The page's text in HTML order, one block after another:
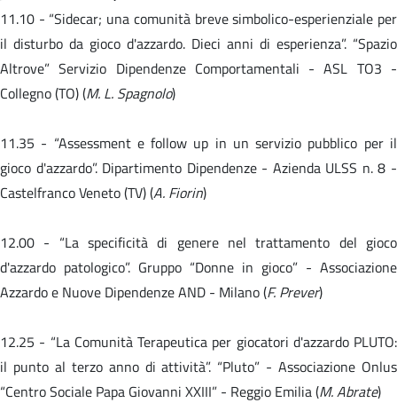
11.10 - “Sidecar; una comunità breve simbolico-esperienziale per
il disturbo da gioco d'azzardo. Dieci anni di esperienza”. “Spazio
Altrove” Servizio Dipendenze Comportamentali - ASL TO3 -
Collegno (TO) (M. L. Spagnolo)
11.35 - “Assessment e follow up in un servizio pubblico per il
gioco d'azzardo”. Dipartimento Dipendenze - Azienda ULSS n. 8 -
Castelfranco Veneto (TV) (A. Fiorin)
12.00 - “La specificità di genere nel trattamento del gioco
d'azzardo patologico”. Gruppo “Donne in gioco” - Associazione
Azzardo e Nuove Dipendenze AND - Milano (F. Prever)
12.25 - “La Comunità Terapeutica per giocatori d'azzardo PLUTO:
il punto al terzo anno di attività”. “Pluto” - Associazione Onlus
“Centro Sociale Papa Giovanni XXIII” - Reggio Emilia (M. Abrate)